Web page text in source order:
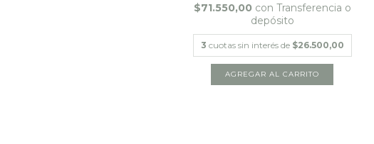
$71.550,00 con Transferencia o
depósito
3 cuotas sin interés de $26.500,00